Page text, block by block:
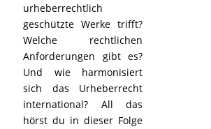
urheberrechtlich
geschützte Werke trifft?
Welche rechtlichen
Anforderungen gibt es?
Und wie harmonisiert
sich das Urheberrecht
international? All das
hörst du in dieser Folge